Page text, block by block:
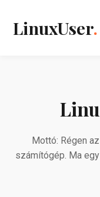
LinuxUser.
Mottó: Régen
számítógép. Ma